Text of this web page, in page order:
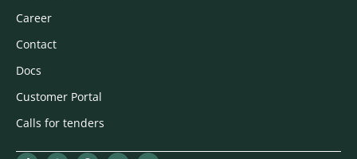
Career
Contact
Docs
Customer Portal
Calls for tenders